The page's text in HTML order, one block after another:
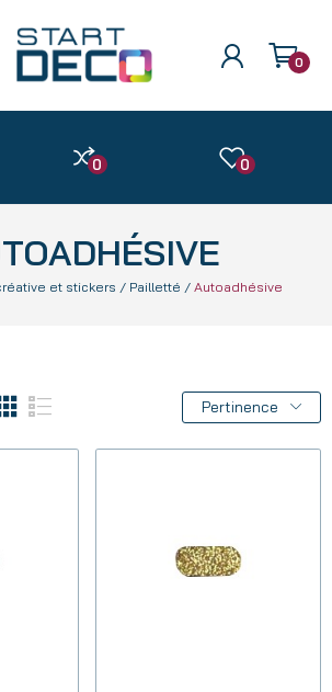
0
0 0
et stickers Pailletté Autoadhésive
Pertinence